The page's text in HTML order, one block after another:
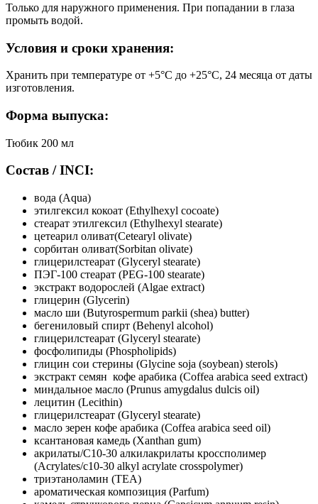
Только для наружного применения. При попадании в глаза
промыть водой.
Условия и сроки хранения:
Хранить при температуре от +5°C до +25°C, 24 месяца от даты
изготовления.
Форма выпуска:
Тюбик 200 мл
Состав / INCI:
вода (Aqua)
этилгексил кокоат (Ethylhexyl cocoate)
стеарат этилгексил (Ethylhexyl stearate)
цетеарил оливат(Cetearyl olivate)
сорбитан оливат(Sorbitan olivate)
глицерилстеарат (Glyceryl stearate)
ПЭГ-100 стеарат (PEG-100 stearate)
экстракт водорослей (Algae extract)
глицерин (Glycerin)
масло ши (Butyrospermum parkii (shea) butter)
бегениловый спирт (Behenyl alcohol)
глицерилстеарат (Glyceryl stearate)
фосфолипиды (Phospholipids)
глицин сои стерины (Glycine soja (soybean) sterols)
экстракт семян кофе арабика (Coffea arabica seed extract)
миндальное масло (Prunus amygdalus dulcis oil)
лецитин (Lecithin)
глицерилстеарат (Glyceryl stearate)
масло зерен кофе арабика (Coffea arabica seed oil)
ксантановая камедь (Xanthan gum)
акрилаты/C10-30 алкилакрилаты кроссполимер
(Acrylates/c10-30 alkyl acrylate crosspolymer)
триэтаноламин (TEA)
ароматическая композиция (Parfum)